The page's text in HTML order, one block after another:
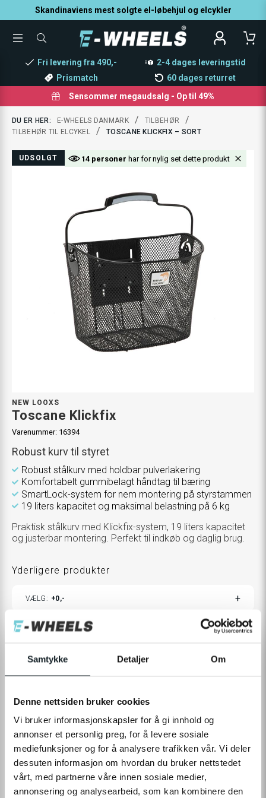
Samtykke Detaljer Om
Denne nettsiden bruker cookies
Vi bruker informasjonskapsler for å gi innhold og
annonser et personlig preg, for å levere sosiale
mediefunksjoner og for å analysere trafikken vår. Vi deler
dessuten informasjon om hvordan du bruker nettstedet
vårt, med partnerne våre innen sosiale medier,
annonsering og analysearbeid, som kan kombinere den
Skandinaviens mest solgte el-løbehjul og elcykler
TOGGLESØG
Fri levering fra 490,-
2-4 dages leveringstid
Prismatch
60 dages returret
Sensommer megaudsalg - Op til 49%
DU ER HER: E-WHEELS DANMARK / TILBEHØR /
TILBEHØR TIL ELCYKEL / TOSCANE KLICKFIX – SORT
UDSOLGT 14 personer har for nylig set dette produkt
NEW LOOXS
Toscane Klickfix
Varenummer: 16394
Robust kurv til styret
Robust stålkurv med holdbar pulverlakering
Komfortabelt gummibelagt håndtag til bæring
SmartLock-system for nem montering på styrstammen
19 liters kapacitet og maksimal belastning på 6 kg
Praktisk stålkurv med Klickfix-system, 19 liters kapacitet
og justerbar montering. Perfekt til indkøb og daglig brug.
Yderligere produkter
VÆLG 0,-
MODAL
440,-
Levering
MEDDELE MIG
På vej ind
Tilgængelig i 0 butiker